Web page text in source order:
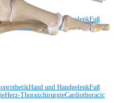
Hand und HandgelenkFuß
Cardiothoracic
Hand und HandgelenkFuß
Herz-ThoraxchirurgieCardiothoracic